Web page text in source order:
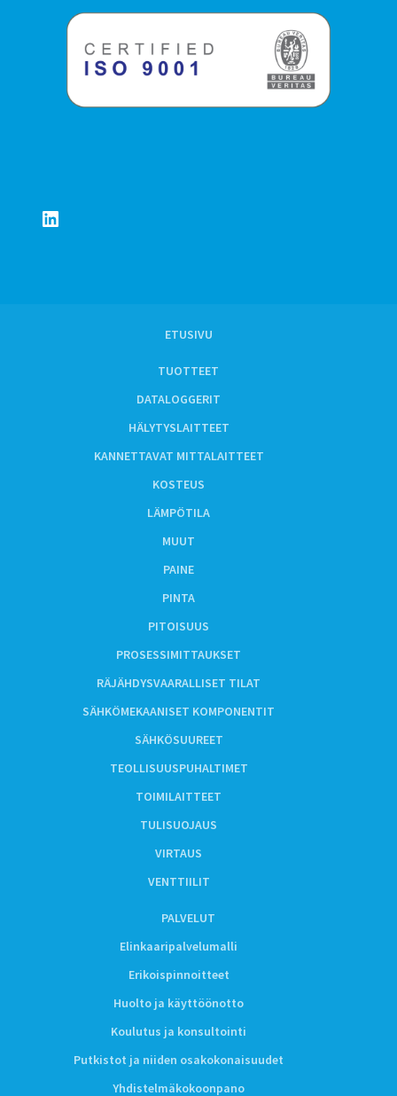
LinkedIn
ETUSIVU
TUOTTEET
DATALOGGERIT
HÄLYTYSLAITTEET
KANNETTAVAT MITTALAITTEET
KOSTEUS
LÄMPÖTILA
MUUT
PAINE
PINTA
PITOISUUS
PROSESSIMITTAUKSET
RÄJÄHDYSVAARALLISET TILAT
SÄHKÖMEKAANISET KOMPONENTIT
SÄHKÖSUUREET
TEOLLISUUSPUHALTIMET
TOIMILAITTEET
TULISUOJAUS
VIRTAUS
VENTTIILIT
PALVELUT
Elinkaaripalvelumalli
Erikoispinnoitteet
Huolto ja käyttöönotto
Koulutus ja konsultointi
Putkistot ja niiden osakokonaisuudet
Yhdistelmäkokoonpano